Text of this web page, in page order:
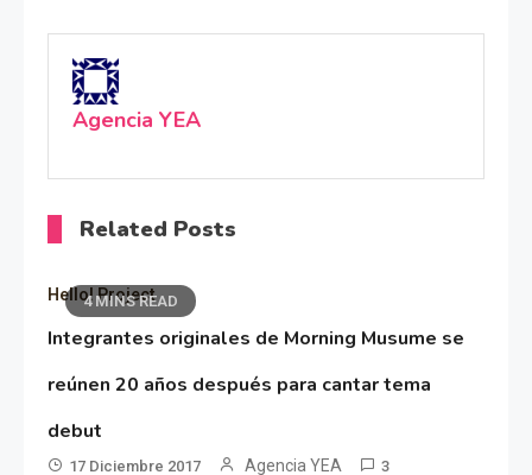
Agencia YEA
Related Posts
4 MINS READ
Hello! Project
Integrantes originales de Morning Musume se
reúnen 20 años después para cantar tema
debut
17 Diciembre 2017 Agencia YEA 3